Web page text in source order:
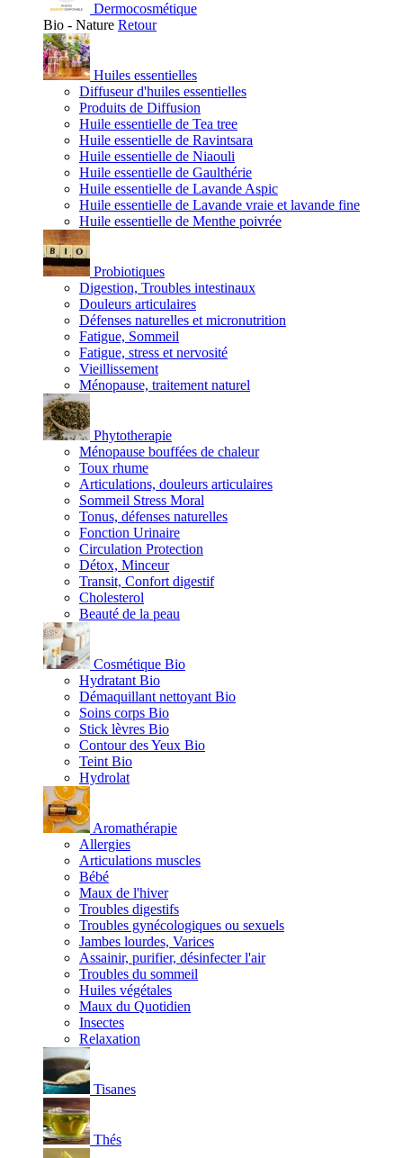
Dermocosmétique
Bio - Nature Retour
Huiles essentielles
Diffuseur d'huiles essentielles
Produits de Diffusion
Huile essentielle de Tea tree
Huile essentielle de Ravintsara
Huile essentielle de Niaouli
Huile essentielle de Gaulthérie
Huile essentielle de Lavande Aspic
Huile essentielle de Lavande vraie et lavande fine
Huile essentielle de Menthe poivrée
Probiotiques
Digestion, Troubles intestinaux
Douleurs articulaires
Défenses naturelles et micronutrition
Fatigue, Sommeil
Fatigue, stress et nervosité
Vieillissement
Ménopause, traitement naturel
Phytotherapie
Ménopause bouffées de chaleur
Toux rhume
Articulations, douleurs articulaires
Sommeil Stress Moral
Tonus, défenses naturelles
Fonction Urinaire
Circulation Protection
Détox, Minceur
Transit, Confort digestif
Cholesterol
Beauté de la peau
Cosmétique Bio
Hydratant Bio
Démaquillant nettoyant Bio
Soins corps Bio
Stick lèvres Bio
Contour des Yeux Bio
Teint Bio
Hydrolat
Aromathérapie
Allergies
Articulations muscles
Bébé
Maux de l'hiver
Troubles digestifs
Troubles gynécologiques ou sexuels
Jambes lourdes, Varices
Assainir, purifier, désinfecter l'air
Troubles du sommeil
Huiles végétales
Maux du Quotidien
Insectes
Relaxation
Tisanes
Thés